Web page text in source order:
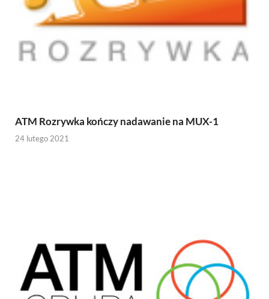
ATM Rozrywka kończy nadawanie na MUX-1
24 lutego 2021